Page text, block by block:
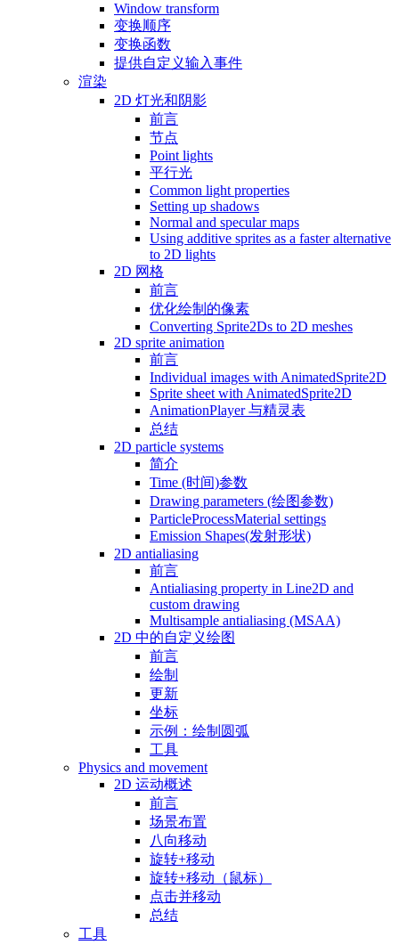
Window transform
变换顺序
变换函数
提供自定义输入事件
渲染
2D 灯光和阴影
前言
节点
Point lights
平行光
Common light properties
Setting up shadows
Normal and specular maps
Using additive sprites as a faster alternative
to 2D lights
2D 网格
前言
优化绘制的像素
Converting Sprite2Ds to 2D meshes
2D sprite animation
前言
Individual images with AnimatedSprite2D
Sprite sheet with AnimatedSprite2D
AnimationPlayer 与精灵表
总结
2D particle systems
简介
Time (时间)参数
Drawing parameters (绘图参数)
ParticleProcessMaterial settings
Emission Shapes(发射形状)
2D antialiasing
前言
Antialiasing property in Line2D and
custom drawing
Multisample antialiasing (MSAA)
2D 中的自定义绘图
前言
绘制
更新
坐标
示例：绘制圆弧
工具
Physics and movement
2D 运动概述
前言
场景布置
八向移动
旋转+移动
旋转+移动（鼠标）
点击并移动
总结
工具